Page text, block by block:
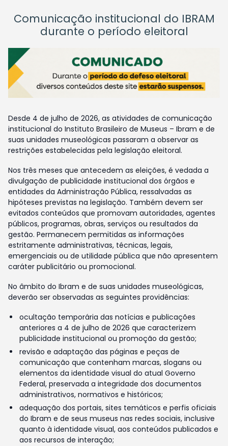
Comunicação institucional do IBRAM
durante o período eleitoral
Desde 4 de julho de 2026, as atividades de comunicação
institucional do Instituto Brasileiro de Museus – Ibram e de
suas unidades museológicas passaram a observar as
restrições estabelecidas pela legislação eleitoral.
Nos três meses que antecedem as eleições, é vedada a
divulgação de publicidade institucional dos órgãos e
entidades da Administração Pública, ressalvadas as
hipóteses previstas na legislação. Também devem ser
evitados conteúdos que promovam autoridades, agentes
públicos, programas, obras, serviços ou resultados da
gestão. Permanecem permitidas as informações
estritamente administrativas, técnicas, legais,
emergenciais ou de utilidade pública que não apresentem
caráter publicitário ou promocional.
No âmbito do Ibram e de suas unidades museológicas,
deverão ser observadas as seguintes providências:
ocultação temporária das notícias e publicações
anteriores a 4 de julho de 2026 que caracterizem
publicidade institucional ou promoção da gestão;
revisão e adaptação das páginas e peças de
comunicação que contenham marcas, slogans ou
elementos da identidade visual do atual Governo
Federal, preservada a integridade dos documentos
administrativos, normativos e históricos;
adequação dos portais, sites temáticos e perfis oficiais
do Ibram e de seus museus nas redes sociais, inclusive
quanto à identidade visual, aos conteúdos publicados e
aos recursos de interação;